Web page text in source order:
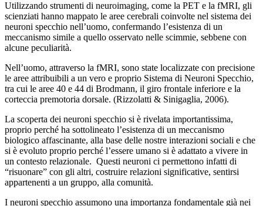
Utilizzando strumenti di neuroimaging, come la PET e la fMRI, gli
scienziati hanno mappato le aree cerebrali coinvolte nel sistema dei
neuroni specchio nell’uomo, confermando l’esistenza di un
meccanismo simile a quello osservato nelle scimmie, sebbene con
alcune peculiarità.
Nell’uomo, attraverso la fMRI, sono state localizzate con precisione
le aree attribuibili a un vero e proprio Sistema di Neuroni Specchio,
tra cui le aree 40 e 44 di Brodmann, il giro frontale inferiore e la
corteccia premotoria dorsale. (Rizzolatti & Sinigaglia, 2006).
La scoperta dei neuroni specchio si è rivelata importantissima,
proprio perché ha sottolineato l’esistenza di un meccanismo
biologico affascinante, alla base delle nostre interazioni sociali e che
si è evoluto proprio perché l’essere umano si è adattato a vivere in
un contesto relazionale. Questi neuroni ci permettono infatti di
“risuonare” con gli altri, costruire relazioni significative, sentirsi
appartenenti a un gruppo, alla comunità.
I neuroni specchio assumono una importanza fondamentale già nei